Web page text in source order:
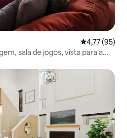
4,77 de uma
4,77 (95)
sala de jogos, vista para a